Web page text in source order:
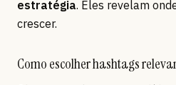
estratégia. Eles revelam
crescer.
Como escolher hashtags